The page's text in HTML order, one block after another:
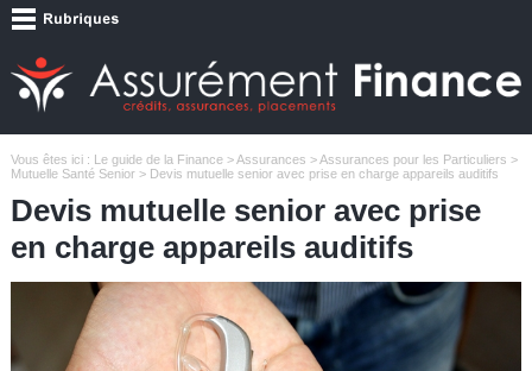
Vous êtes ici : Le guide de la Finance>Assurances >Assurances pour les Particuliers >
Mutuelle Santé Senior> Devis mutuelle senior avec prise en charge appareils auditifs
Devis mutuelle senior avec prise
en charge appareils auditifs